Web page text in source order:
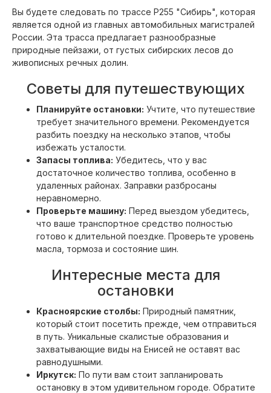
Вы будете следовать по трассе Р255 "Сибирь", которая
является одной из главных автомобильных магистралей
России. Эта трасса предлагает разнообразные
природные пейзажи, от густых сибирских лесов до
живописных речных долин.
Советы для путешествующих
Планируйте остановки: Учтите, что путешествие
требует значительного времени. Рекомендуется
разбить поездку на несколько этапов, чтобы
избежать усталости.
Запасы топлива: Убедитесь, что у вас
достаточное количество топлива, особенно в
удаленных районах. Заправки разбросаны
неравномерно.
Проверьте машину: Перед выездом убедитесь,
что ваше транспортное средство полностью
готово к длительной поездке. Проверьте уровень
масла, тормоза и состояние шин.
Интересные места для
остановки
Красноярские столбы: Природный памятник,
который стоит посетить прежде, чем отправиться
в путь. Уникальные скалистые образования и
захватывающие виды на Енисей не оставят вас
равнодушными.
Иркутск: По пути вам стоит запланировать
остановку в этом удивительном городе. Обратите